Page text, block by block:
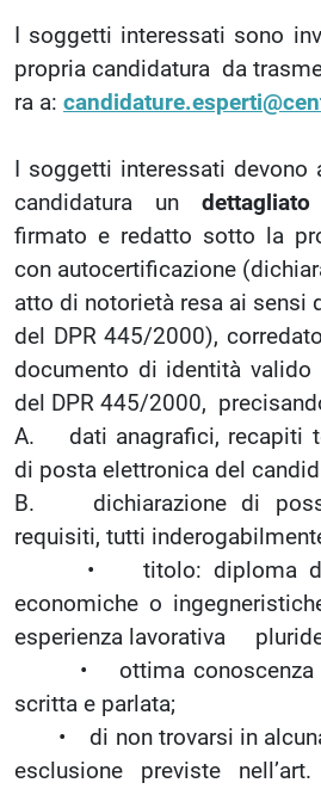
I soggetti interessati sono
propria candidatura da
ra a:
I soggetti interessati devono
candidatura un
firmato e redatto sotto la
con autocertificazione
atto di notorietà resa ai sensi
del DPR 445/2000),
documento di identità valido
del DPR 445/2000,
A. dati anagrafici, recapiti
di posta elettronica del
B. dichiarazione di
requisiti, tutti
• titolo: diploma di
economiche o
esperienza lavorativa
• ottima conoscenza
scritta e parlata;
• di non trovarsi in
esclusione previste